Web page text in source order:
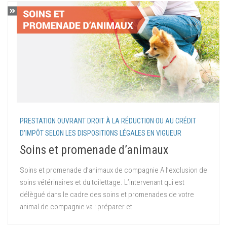
PRESTATION OUVRANT DROIT À LA RÉDUCTION OU AU CRÉDIT
D'IMPÔT SELON LES DISPOSITIONS LÉGALES EN VIGUEUR
Soins et promenade d’animaux
Soins et promenade d’animaux de compagnie A l’exclusion de
soins vétérinaires et du toilettage. L’intervenant qui est
délègué dans le cadre des soins et promenades de votre
animal de compagnie va : préparer et...